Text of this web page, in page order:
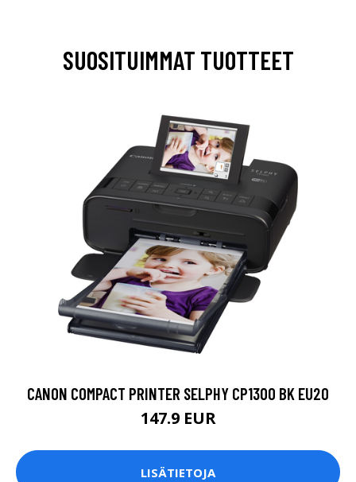
SUOSITUIMMAT TUOTTEET
CANON COMPACT PRINTER SELPHY CP1300 BK EU20
147.9 EUR
LISÄTIETOJA